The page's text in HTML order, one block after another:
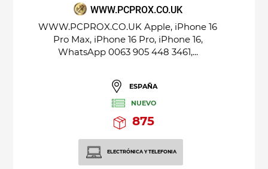
WWW.PCPROX.CO.UK
WWW.PCPROX.CO.UK Apple, iPhone 16
Pro Max, iPhone 16 Pro, iPhone 16,
WhatsApp 0063 905 448 3461,...
ESPAÑA
NUEVO
875
ELECTRÓNICA Y TELEFONIA